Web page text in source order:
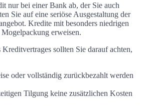
nur bei einer Bank ab, der Sie auch
Sie auf eine seriöse Ausgestaltung der
Kredite mit besonders niedrigen
erweisen.
sollten Sie darauf achten,
oder vollständig zurückbezahlt werden
Tilgung keine zusätzlichen Kosten